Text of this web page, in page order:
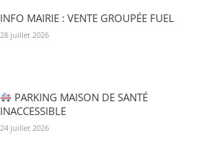
INFO MAIRIE : VENTE GROUPÉE FUEL
28 juillet 2026
PARKING MAISON DE SANTÉ
INACCESSIBLE
24 juillet 2026